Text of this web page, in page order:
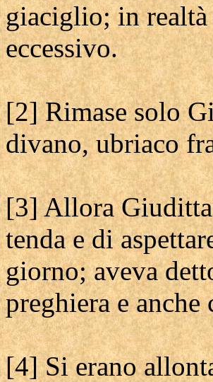
giaciglio; in realtà
eccessivo.
[2] Rimase solo
divano, ubriaco
[3] Allora
tenda e di
giorno; aveva
preghiera e anche
[4] Si erano